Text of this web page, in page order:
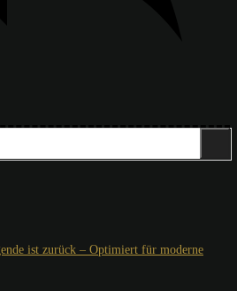
ist zurück – Optimiert für moderne